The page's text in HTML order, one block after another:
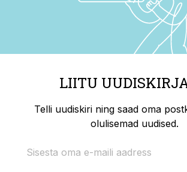
LIITU
Telli uudiskiri ning saad oma
olulisemad uudised.